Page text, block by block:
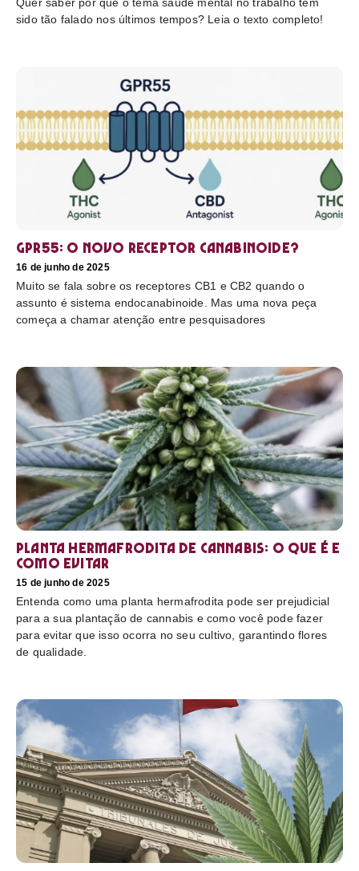
sido tão falado nos últimos tempos? Leia o texto completo!
GPR55: o novo receptor canabinoide?
16 de junho de 2025
Muito se fala sobre os receptores CB1 e CB2 quando o
assunto é sistema endocanabinoide. Mas uma nova peça
começa a chamar atenção entre pesquisadores
Planta hermafrodita de cannabis: O que é e
como evitar
15 de junho de 2025
Entenda como uma planta hermafrodita pode ser prejudicial
para a sua plantação de cannabis e como você pode fazer
para evitar que isso ocorra no seu cultivo, garantindo flores
de qualidade.